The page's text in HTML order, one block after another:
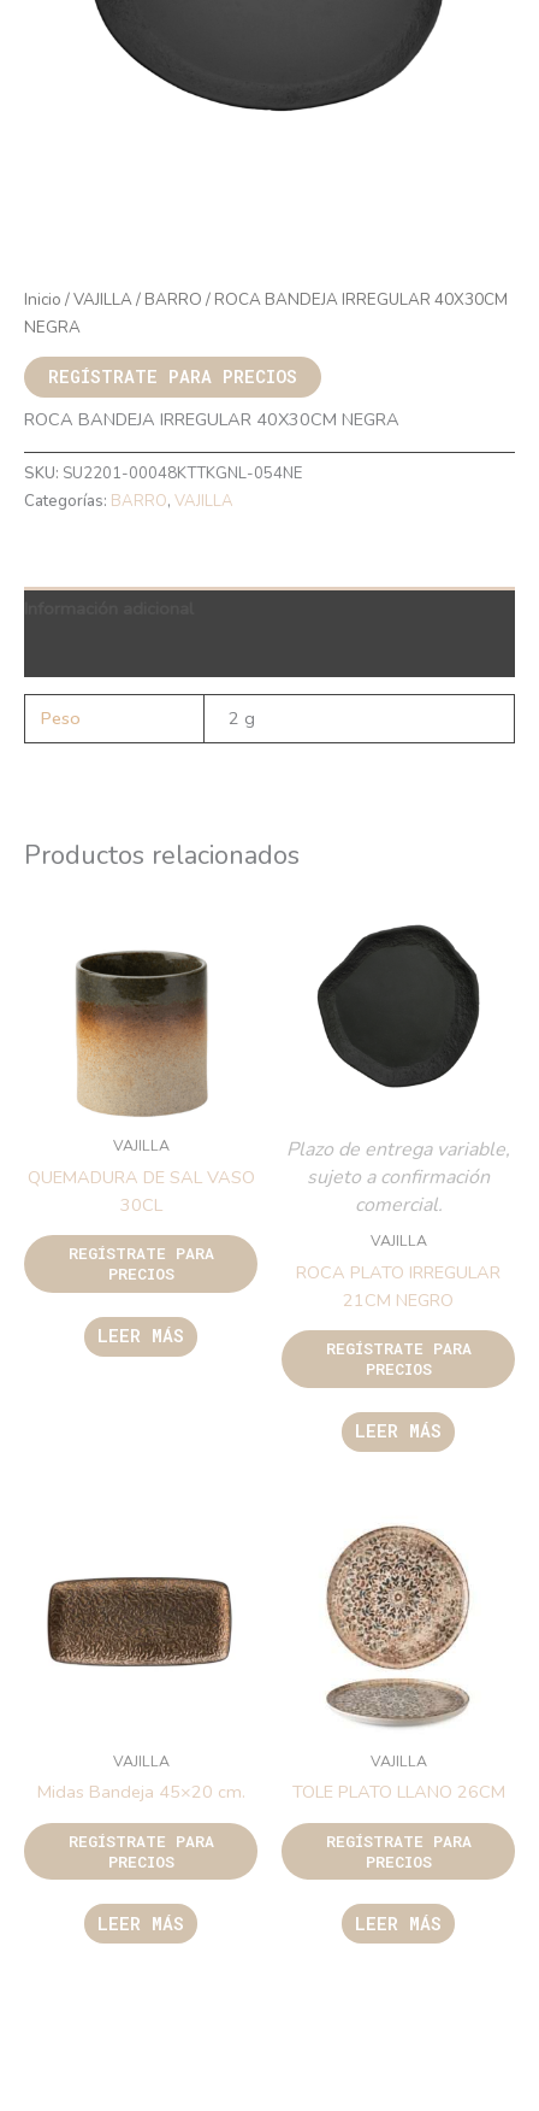
Inicio /VAJILLA/ BARRO / ROCA BANDEJA IRREGULAR 40X30CM
NEGRA
REGÍSTRATE PARA PRECIOS
ROCA BANDEJA IRREGULAR 40X30CM NEGRA
SKU: SU2201-00048KTTKGNL-054NE
Categorías: BARRO, VAJILLA
Peso 2 g
Productos relacionados
VAJILLA
QUEMADURA DE SAL VASO
30CL
REGÍSTRATE PARA
PRECIOS
LEER MÁS
Plazo de entrega variable,
sujeto a confirmación
comercial.
VAJILLA
ROCA PLATO IRREGULAR
21CM NEGRO
REGÍSTRATE PARA
PRECIOS
LEER MÁS
VAJILLA
Midas Bandeja 45×20 cm.
REGÍSTRATE PARA
PRECIOS
LEER MÁS
VAJILLA
TOLE PLATO LLANO 26CM
REGÍSTRATE PARA
PRECIOS
LEER MÁS